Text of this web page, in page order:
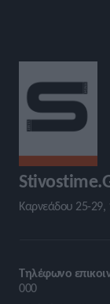
Καρνεάδου 25-
Τηλέφωνο
000